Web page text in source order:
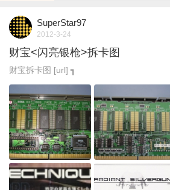
SuperStar97
2012-3-24
财宝<闪亮银枪>拆卡图
财宝拆卡图 [url] ┓